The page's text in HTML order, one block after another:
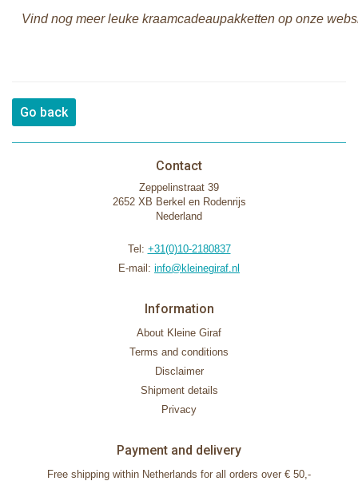
Vind nog meer leuke kraamcadeaupakketten op onze
Go back
Contact
Zeppelinstraat 39
2652 XB Berkel en Rodenrijs
Nederland
Tel: +31(0)10-2180837
E-mail: info@kleinegiraf.nl
Information
About Kleine Giraf
Terms and conditions
Disclaimer
Shipment details
Privacy
Payment and delivery
Free shipping within Netherlands for all orders over € 50,-